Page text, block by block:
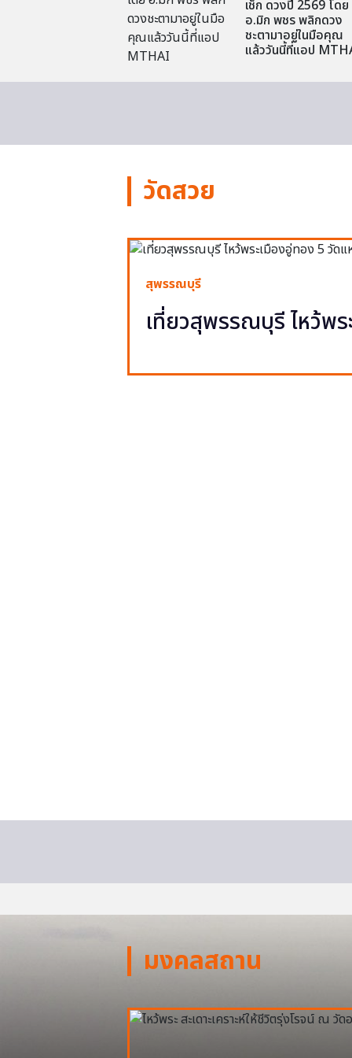
เช็ก ดวงปี 2569 โดย
อ.มิก พชร พลิกดวง
ชะตามาอยู่ในมือคุณ
แล้ววันนี้ที่แอป
วัดสวย
สุพรรณบุรี
เที่ยวสุพรรณบุรี ไหว้พ
มงคลสถาน